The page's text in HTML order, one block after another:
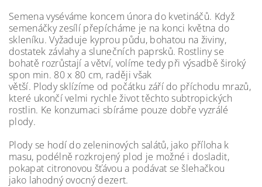
Semena vyséváme koncem února do kvetináčů. Když
semenáčky zesílí přepícháme je na konci května do
skleníku. Vyžaduje kyprou půdu, bohatou na živiny,
dostatek závlahy a slunečních paprsků. Rostliny se
bohatě rozrůstají a větví, volíme tedy při výsadbě široký
spon min. 80 x 80 cm, raději však
větší. Plody sklízíme od počátku září do příchodu mrazů,
které ukončí velmi rychle život těchto subtropických
rostlin. Ke konzumaci sbíráme pouze dobře vyzrálé
plody.
Plody se hodí do zeleninových salátů, jako příloha k
masu, podélně rozkrojený plod je možné i dosladit,
pokapat citronovou šťávou a podávat se šlehačkou
jako lahodný ovocný dezert.